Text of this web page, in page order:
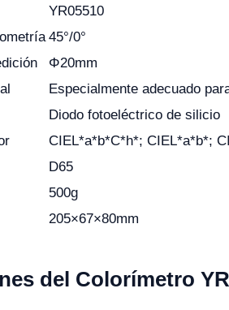
YR05510
45°/0°
Φ20mm
Especialmente adecuado
Diodo fotoeléctrico de silicio
CIEL*a*b*C*h*; CIEL*a*b*;
D65
500g
205×67×80mm
del Colorímetro